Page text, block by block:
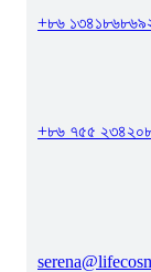
+৮৬
+৮৬ ৭৫৫